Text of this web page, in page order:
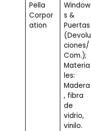
Pella
Corpor
ation
Window
s &
Puertas
(Devolu
ciones/
Com.);
Materia
les:
Madera
, fibra
de
vidrio,
vinilo.